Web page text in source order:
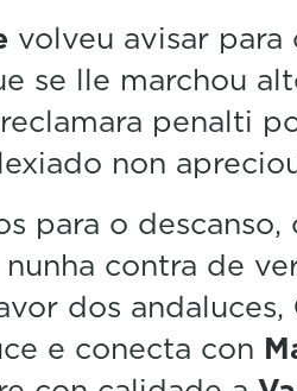
d
V
o
l
5
%
volveu avisar para
se lle marchou
reclamara penalti
non
para o descanso,
contra de
dos andaluces,
e conecta con